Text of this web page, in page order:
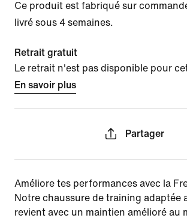
Ce produit est fabriqué sur
livré sous 4 semaines.
Retrait gratuit
Le retrait n'est pas disponible pour
En savoir plus
Partager
Améliore tes performances avec la
Notre chaussure de training adaptée
revient avec un maintien amélioré au